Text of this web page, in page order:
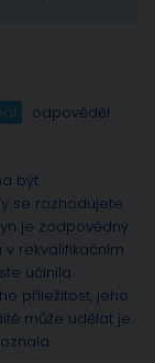
odpověděl
být
se rozhodujete
je zodpovědný
rekvalifikačním
učinila
příležitost, jeho
může udělat je: